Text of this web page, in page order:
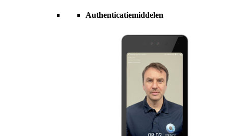
Authenticatiemiddelen